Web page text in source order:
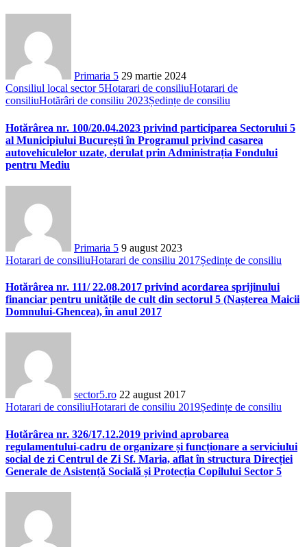
Primaria 5 29 martie 2024
Consiliul local sector 5Hotarari de consiliuHotarari de
consiliuHotărâri de consiliu 2023Ședințe de consiliu
Hotărârea nr. 100/20.04.2023 privind participarea Sectorului 5
al Municipiului București în Programul privind casarea
autovehiculelor uzate, derulat prin Administrația Fondului
pentru Mediu
Primaria 5 9 august 2023
Hotarari de consiliuHotarari de consiliu 2017Ședințe de consiliu
Hotărârea nr. 111/ 22.08.2017 privind acordarea sprijinului
financiar pentru unitățile de cult din sectorul 5 (Nașterea Maicii
Domnului-Ghencea), în anul 2017
sector5.ro 22 august 2017
Hotarari de consiliuHotarari de consiliu 2019Ședințe de consiliu
Hotărârea nr. 326/17.12.2019 privind aprobarea
regulamentului-cadru de organizare și funcționare a serviciului
social de zi Centrul de Zi Sf. Maria, aflat în structura Direcției
Generale de Asistență Socială și Protecția Copilului Sector 5